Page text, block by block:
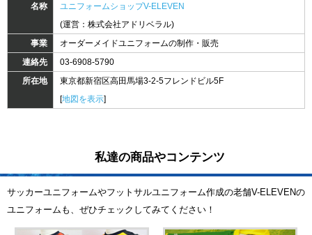
名称
ユニフォームショップV-ELEVEN
(運営：株式会社アドリベラル)
事業
オーダーメイドユニフォームの制作・販売
連絡先
03-6908-5790
所在地
東京都新宿区高田馬場3-2-5フレンドビル5F
[地図を表示]
私達の商品やコンテンツ
サッカーユニフォームやフットサルユニフォーム作成の老舗V-ELEVENの
ユニフォームも、ぜひチェックしてみてください！